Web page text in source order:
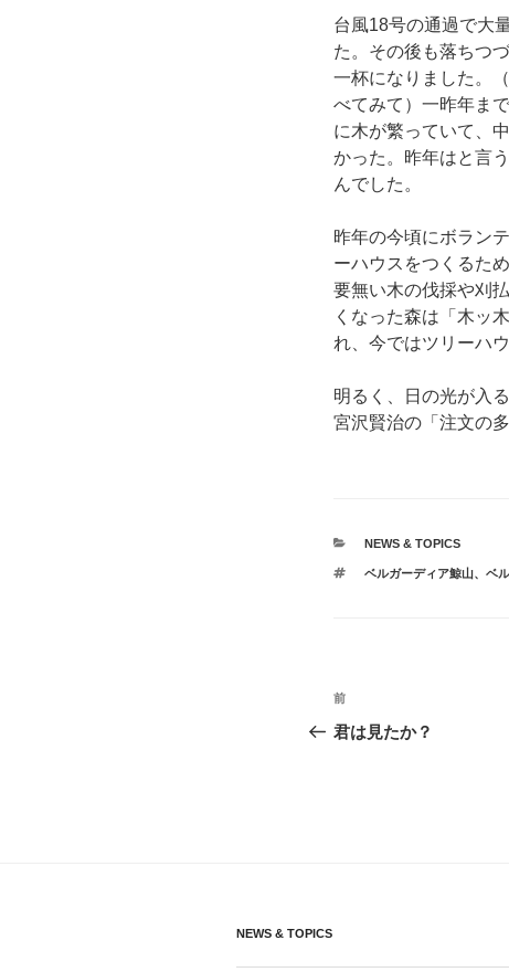
台風18号の通過で大
た。その後も落ちつ
一杯になりました。
べてみて）一昨年ま
に木が繁っていて、
かった。昨年はと言
んでした。
昨年の今頃にボラン
ーハウスをつくるた
要無い木の伐採や刈
くなった森は「木ッ
れ、今ではツリーハ
明るく、日の光が入
宮沢賢治の「注文の
カ
ゴ
NEWS & TOPICS
タ
ベルガーディア鯨山、 ベ
投
稿
前
の
前
君は見たか？
NEWS & TOPICS